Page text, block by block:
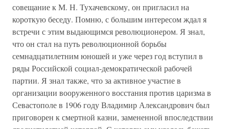
совещание к М. Н. Тухачевскому, он пригласил на
короткую беседу. Помню, с большим интересом ждал я
встречи с этим выдающимся революционером. Я знал,
что он стал на путь революционной борьбы
семнадцатилетним юношей и уже через год вступил в
ряды Российской социал-демократической рабочей
партии. Я знал также, что за активное участие в
организации вооруженного восстания против царизма в
Севастополе в 1906 году Владимир Александрович был
приговорен к смертной казни, замененной впоследствии